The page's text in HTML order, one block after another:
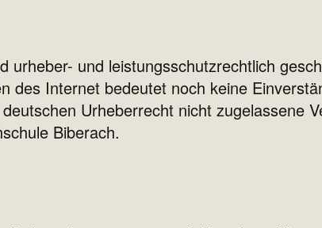
urheber- und leistungsschutzrechtlich
des Internet bedeutet noch keine
Urheberrecht nicht zugelassene
Biberach.